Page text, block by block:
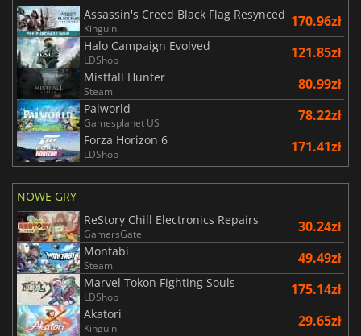
Assassin's Creed Black Flag Resynced
Kinguin 170.96zł
Halo Campaign Evolved
LDShop 121.85zł
Mistfall Hunter
Steam 80.99zł
Palworld
Gamesplanet US 78.22zł
Forza Horizon 6
LDShop 171.41zł
NOWE GRY
ReStory Chill Electronics Repairs
GamersGate 30.24zł
Montabi
Steam 49.49zł
Marvel Tokon Fighting Souls
LDShop 175.14zł
Akatori
Kinguin 29.65zł